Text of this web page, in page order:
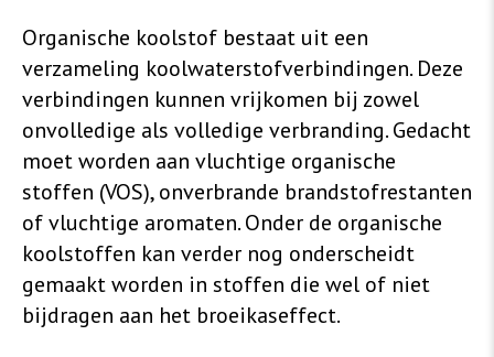
Organische koolstof bestaat uit een
verzameling koolwaterstofverbindingen. Deze
verbindingen kunnen vrijkomen bij zowel
onvolledige als volledige verbranding. Gedacht
moet worden aan vluchtige organische
stoffen (VOS), onverbrande brandstofrestanten
of vluchtige aromaten. Onder de organische
koolstoffen kan verder nog onderscheidt
gemaakt worden in stoffen die wel of niet
bijdragen aan het broeikaseffect.